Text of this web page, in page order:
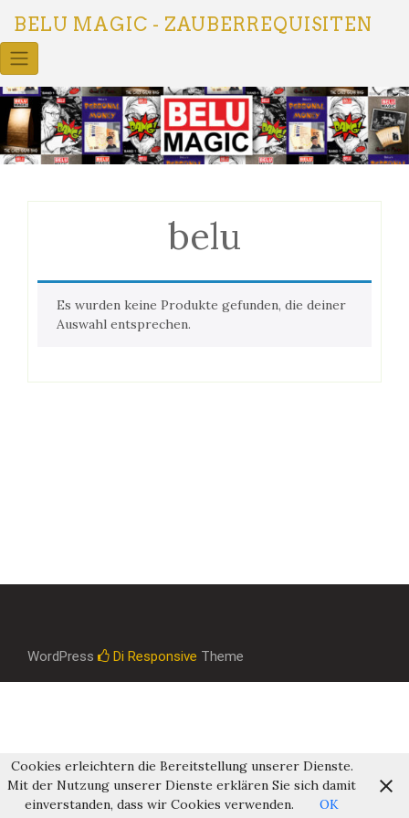
content
BELU MAGIC - ZAUBERREQUISITEN
belu
Es wurden keine Produkte gefunden, die deiner
Auswahl entsprechen.
WordPress Di Responsive Theme
Cookies erleichtern die Bereitstellung unserer Dienste.
Mit der Nutzung unserer Dienste erklären Sie sich damit
einverstanden, dass wir Cookies verwenden.
OK